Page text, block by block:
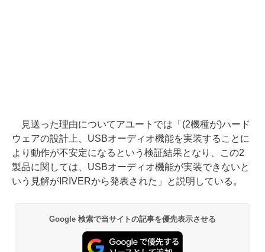
見送った理由についてアユートでは「(2機種が)ハード
ウェアの設計上、USBオーディオ機能を実装することに
より動作が不安定になるという検証結果となり、この2
製品に関しては、USBオーディオ機能が実装できないと
いう見解がIRIVERから発表された」と説明している。
Google 検索で当サイトの記事を優先表示させる